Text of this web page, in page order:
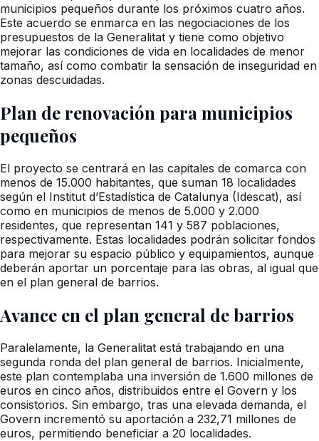
municipios pequeños durante los próximos cuatro años.
Este acuerdo se enmarca en las negociaciones de los
presupuestos de la Generalitat y tiene como objetivo
mejorar las condiciones de vida en localidades de menor
tamaño, así como combatir la sensación de inseguridad en
zonas descuidadas.
Plan de renovación para municipios
pequeños
El proyecto se centrará en las capitales de comarca con
menos de 15.000 habitantes, que suman 18 localidades
según el Institut d’Estadística de Catalunya (Idescat), así
como en municipios de menos de 5.000 y 2.000
residentes, que representan 141 y 587 poblaciones,
respectivamente. Estas localidades podrán solicitar fondos
para mejorar su espacio público y equipamientos, aunque
deberán aportar un porcentaje para las obras, al igual que
en el plan general de barrios.
Avance en el plan general de barrios
Paralelamente, la Generalitat está trabajando en una
segunda ronda del plan general de barrios. Inicialmente,
este plan contemplaba una inversión de 1.600 millones de
euros en cinco años, distribuidos entre el Govern y los
consistorios. Sin embargo, tras una elevada demanda, el
Govern incrementó su aportación a 232,71 millones de
euros, permitiendo beneficiar a 20 localidades.